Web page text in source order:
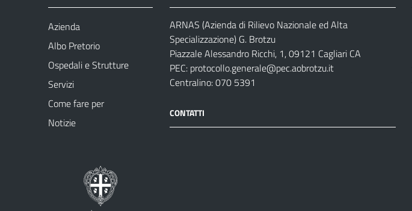
Azienda
Albo Pretorio
Ospedali e Strutture
Servizi
Come fare per
Notizie
ARNAS (Azienda di Rilievo Nazionale ed Alta
Specializzazione) G. Brotzu
Piazzale Alessandro Ricchi, 1, 09121 Cagliari CA
PEC: protocollo.generale@pec.aobrotzu.it
Centralino: 070 5391
CONTATTI